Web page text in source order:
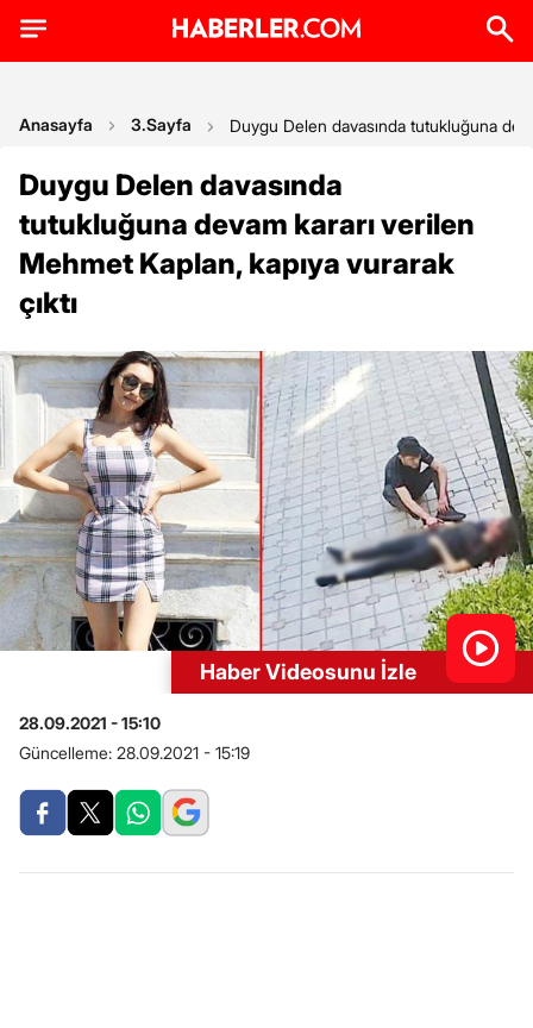
Anasayfa 3.Sayfa Duygu Delen davasında tutukluğuna
Duygu Delen davasında
tutukluğuna devam kararı verilen
Mehmet Kaplan, kapıya vurarak
çıktı
Haber Videosunu İzle
28.09.2021 - 15:10
Güncelleme: 28.09.2021 - 15:19